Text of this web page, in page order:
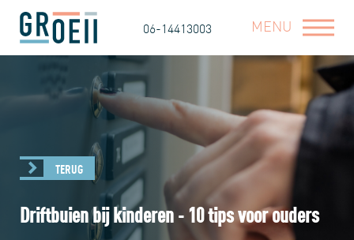
06-14413003 MENU
TERUG
Driftbuien bij kinderen - 10 tips voor ouders